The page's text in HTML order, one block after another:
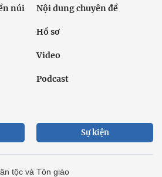
núi Nội dung chuyên đề
Hồ sơ
Video
Podcast
Sự kiện
tộc và Tôn giáo